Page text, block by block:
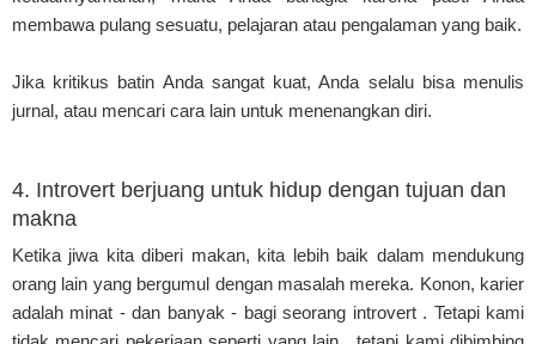
membawa pulang sesuatu, pelajaran atau pengalaman yang baik.
Jika kritikus batin Anda sangat kuat, Anda selalu bisa menulis
jurnal, atau mencari cara lain untuk menenangkan diri.
4. Introvert berjuang untuk hidup dengan tujuan dan
makna
Ketika jiwa kita diberi makan, kita lebih baik dalam mendukung
orang lain yang bergumul dengan masalah mereka. Konon, karier
adalah minat - dan banyak - bagi seorang introvert . Tetapi kami